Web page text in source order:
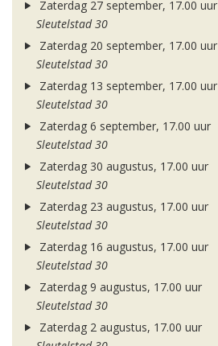
Zaterdag 27 september, 17.00 uur
Sleutelstad 30
Zaterdag 20 september, 17.00 uur
Sleutelstad 30
Zaterdag 13 september, 17.00 uur
Sleutelstad 30
Zaterdag 6 september, 17.00 uur
Sleutelstad 30
Zaterdag 30 augustus, 17.00 uur
Sleutelstad 30
Zaterdag 23 augustus, 17.00 uur
Sleutelstad 30
Zaterdag 16 augustus, 17.00 uur
Sleutelstad 30
Zaterdag 9 augustus, 17.00 uur
Sleutelstad 30
Zaterdag 2 augustus, 17.00 uur